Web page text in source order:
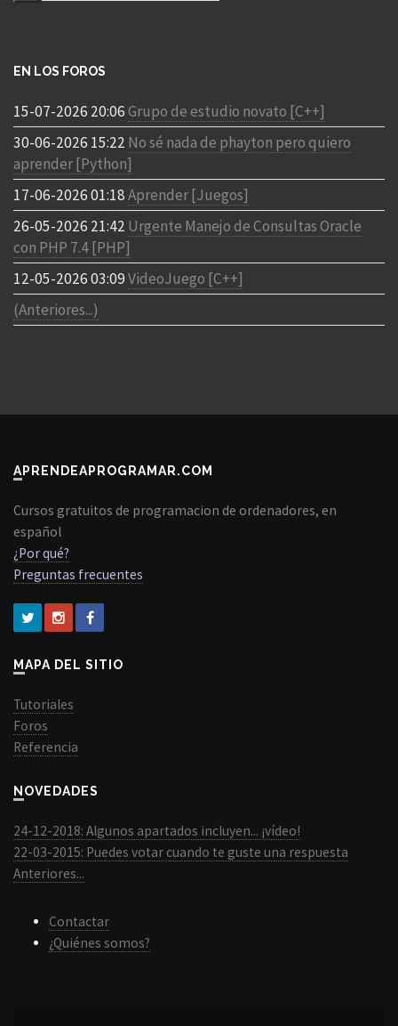
EN LOS FOROS
15-07-2026 20:06Grupo de estudio novato [C++]
30-06-2026 15:22 No sé nada de phayton pero quiero
aprender [Python]
17-06-2026 01:18Aprender [Juegos]
26-05-2026 21:42 Urgente Manejo de Consultas Oracle
con PHP 7.4 [PHP]
12-05-2026 03:09VideoJuego [C++]
(Anteriores...)
APRENDEAPROGRAMAR.COM
Cursos gratuitos de programacion de ordenadores, en
español
¿Por qué?
Preguntas frecuentes
MAPA DEL SITIO
Tutoriales
Foros
Referencia
NOVEDADES
24-12-2018: Algunos apartados incluyen... ¡vídeo!
22-03-2015: Puedes votar cuando te guste una respuesta
Anteriores...
Contactar
¿Quiénes somos?